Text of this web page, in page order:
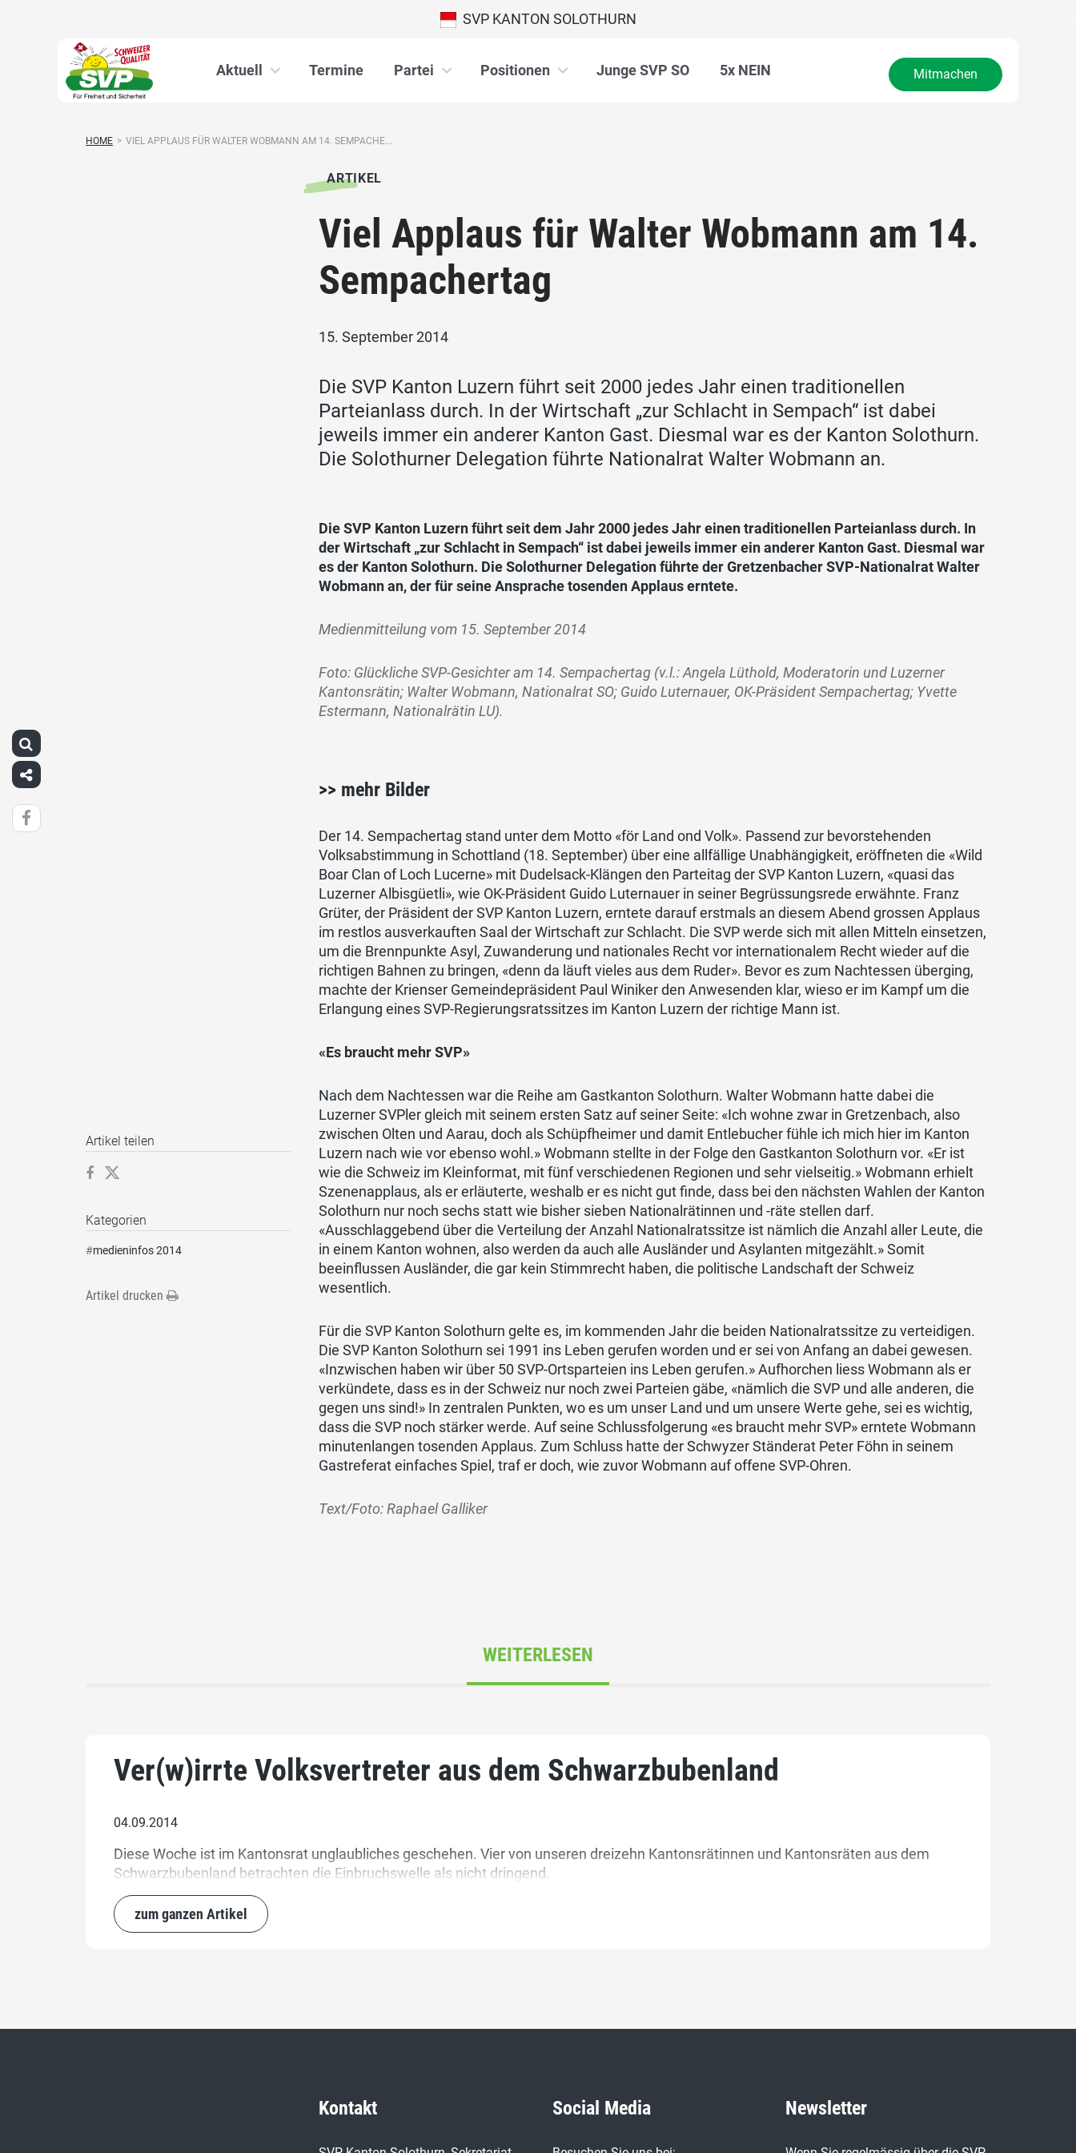
SVP KANTON SOLOTHURN
Aktuell Termine Partei Positionen Junge SVP SO 5x NEIN Mitmachen
HOME > VIEL APPLAUS FÜR WALTER WOBMANN AM 14. SEMPACHE...
ARTIKEL
Viel Applaus für Walter Wobmann am 14.
Sempachertag
15. September 2014
Die SVP Kanton Luzern führt seit 2000 jedes Jahr einen traditionellen
Parteianlass durch. In der Wirtschaft „zur Schlacht in Sempach“ ist dabei
jeweils immer ein anderer Kanton Gast. Diesmal war es der Kanton Solothurn.
Die Solothurner Delegation führte Nationalrat Walter Wobmann an.
Die SVP Kanton Luzern führt seit dem Jahr 2000 jedes Jahr einen traditionellen Parteianlass durch. In
der Wirtschaft „zur Schlacht in Sempach“ ist dabei jeweils immer ein anderer Kanton Gast. Diesmal war
es der Kanton Solothurn. Die Solothurner Delegation führte der Gretzenbacher SVP-Nationalrat Walter
Wobmann an, der für seine Ansprache tosenden Applaus erntete.
Medienmitteilung vom 15. September 2014
Foto: Glückliche SVP-Gesichter am 14. Sempachertag (v.l.: Angela Lüthold, Moderatorin und Luzerner
Kantonsrätin; Walter Wobmann, Nationalrat SO; Guido Luternauer, OK-Präsident Sempachertag; Yvette
Estermann, Nationalrätin LU).
>> mehr Bilder
Der 14. Sempachertag stand unter dem Motto «för Land ond Volk». Passend zur bevorstehenden
Volksabstimmung in Schottland (18. September) über eine allfällige Unabhängigkeit, eröffneten die «Wild
Boar Clan of Loch Lucerne» mit Dudelsack-Klängen den Parteitag der SVP Kanton Luzern, «quasi das
Luzerner Albisgüetli», wie OK-Präsident Guido Luternauer in seiner Begrüssungsrede erwähnte. Franz
Grüter, der Präsident der SVP Kanton Luzern, erntete darauf erstmals an diesem Abend grossen Applaus
im restlos ausverkauften Saal der Wirtschaft zur Schlacht. Die SVP werde sich mit allen Mitteln einsetzen,
um die Brennpunkte Asyl, Zuwanderung und nationales Recht vor internationalem Recht wieder auf die
richtigen Bahnen zu bringen, «denn da läuft vieles aus dem Ruder». Bevor es zum Nachtessen überging,
machte der Krienser Gemeindepräsident Paul Winiker den Anwesenden klar, wieso er im Kampf um die
Erlangung eines SVP-Regierungsratssitzes im Kanton Luzern der richtige Mann ist.
«Es braucht mehr SVP»
Nach dem Nachtessen war die Reihe am Gastkanton Solothurn. Walter Wobmann hatte dabei die
Luzerner SVPler gleich mit seinem ersten Satz auf seiner Seite: «Ich wohne zwar in Gretzenbach, also
zwischen Olten und Aarau, doch als Schüpfheimer und damit Entlebucher fühle ich mich hier im Kanton
Luzern nach wie vor ebenso wohl.» Wobmann stellte in der Folge den Gastkanton Solothurn vor. «Er ist
wie die Schweiz im Kleinformat, mit fünf verschiedenen Regionen und sehr vielseitig.» Wobmann erhielt
Szenenapplaus, als er erläuterte, weshalb er es nicht gut finde, dass bei den nächsten Wahlen der Kanton
Solothurn nur noch sechs statt wie bisher sieben Nationalrätinnen und -räte stellen darf.
«Ausschlaggebend über die Verteilung der Anzahl Nationalratssitze ist nämlich die Anzahl aller Leute, die
in einem Kanton wohnen, also werden da auch alle Ausländer und Asylanten mitgezählt.» Somit
beeinflussen Ausländer, die gar kein Stimmrecht haben, die politische Landschaft der Schweiz
wesentlich.
Für die SVP Kanton Solothurn gelte es, im kommenden Jahr die beiden Nationalratssitze zu verteidigen.
Die SVP Kanton Solothurn sei 1991 ins Leben gerufen worden und er sei von Anfang an dabei gewesen.
«Inzwischen haben wir über 50 SVP-Ortsparteien ins Leben gerufen.» Aufhorchen liess Wobmann als er
verkündete, dass es in der Schweiz nur noch zwei Parteien gäbe, «nämlich die SVP und alle anderen, die
gegen uns sind!» In zentralen Punkten, wo es um unser Land und um unsere Werte gehe, sei es wichtig,
dass die SVP noch stärker werde. Auf seine Schlussfolgerung «es braucht mehr SVP» erntete Wobmann
minutenlangen tosenden Applaus. Zum Schluss hatte der Schwyzer Ständerat Peter Föhn in seinem
Gastreferat einfaches Spiel, traf er doch, wie zuvor Wobmann auf offene SVP-Ohren.
Text/Foto: Raphael Galliker
Artikel teilen
Kategorien
#medieninfos 2014
Artikel drucken
WEITERLESEN
Ver(w)irrte Volksvertreter aus dem Schwarzbubenland
04.09.2014
Diese Woche ist im Kantonsrat unglaubliches geschehen. Vier von unseren dreizehn Kantonsrätinnen und Kantonsräten aus dem
Schwarzbubenland betrachten die Einbruchswelle als nicht dringend.
zum ganzen Artikel
Kontakt Social Media Newsletter